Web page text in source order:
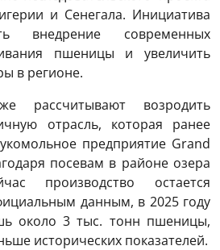
и Сенегала. Инициатива
внедрение современных
пшеницы и увеличить
в регионе.
рассчитывают возродить
отрасль, которая ранее
предприятие Grand
посевам в районе озера
производство остается
данным, в 2025 году
около 3 тыс. тонн пшеницы,
исторических показателей.